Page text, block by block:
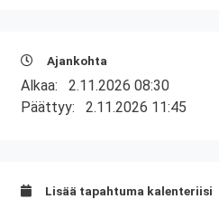
Ajankohta
Alkaa: 2.11.2026 08:30
Päättyy: 2.11.2026 11:45
Lisää tapahtuma kalenteriisi